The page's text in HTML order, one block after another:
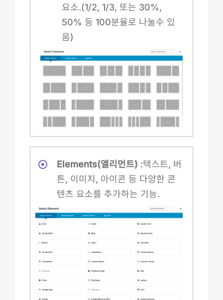
요소.(1/2, 1/3, 또는 30%,
50% 등 100분율로 나눌수 있
음)
Elements(앨리먼트) :텍스트, 버
튼, 이미지, 아이콘 등 다양한 콘
텐츠 요소를 추가하는 기능.